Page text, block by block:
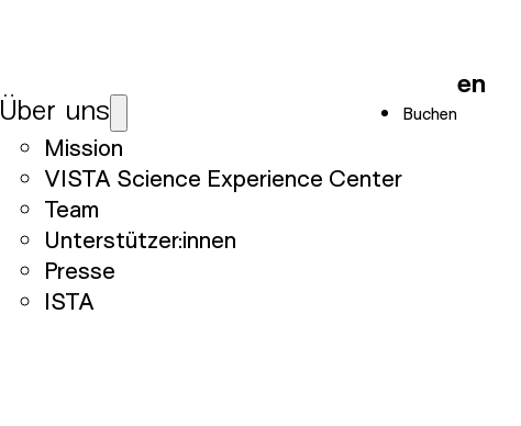
Über uns
Mission
VISTA Science Experience Center
Team
Unterstützer:innen
Presse
ISTA
Buchen
en